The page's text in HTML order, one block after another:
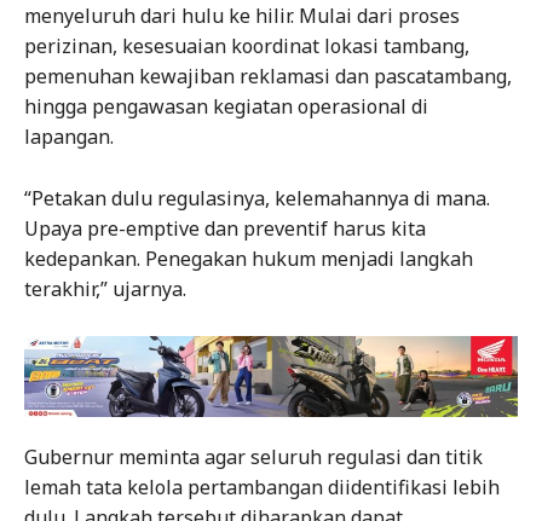
menyeluruh dari hulu ke hilir. Mulai dari proses
perizinan, kesesuaian koordinat lokasi tambang,
pemenuhan kewajiban reklamasi dan pascatambang,
hingga pengawasan kegiatan operasional di
lapangan.
“Petakan dulu regulasinya, kelemahannya di mana.
Upaya pre-emptive dan preventif harus kita
kedepankan. Penegakan hukum menjadi langkah
terakhir,” ujarnya.
Gubernur meminta agar seluruh regulasi dan titik
lemah tata kelola pertambangan diidentifikasi lebih